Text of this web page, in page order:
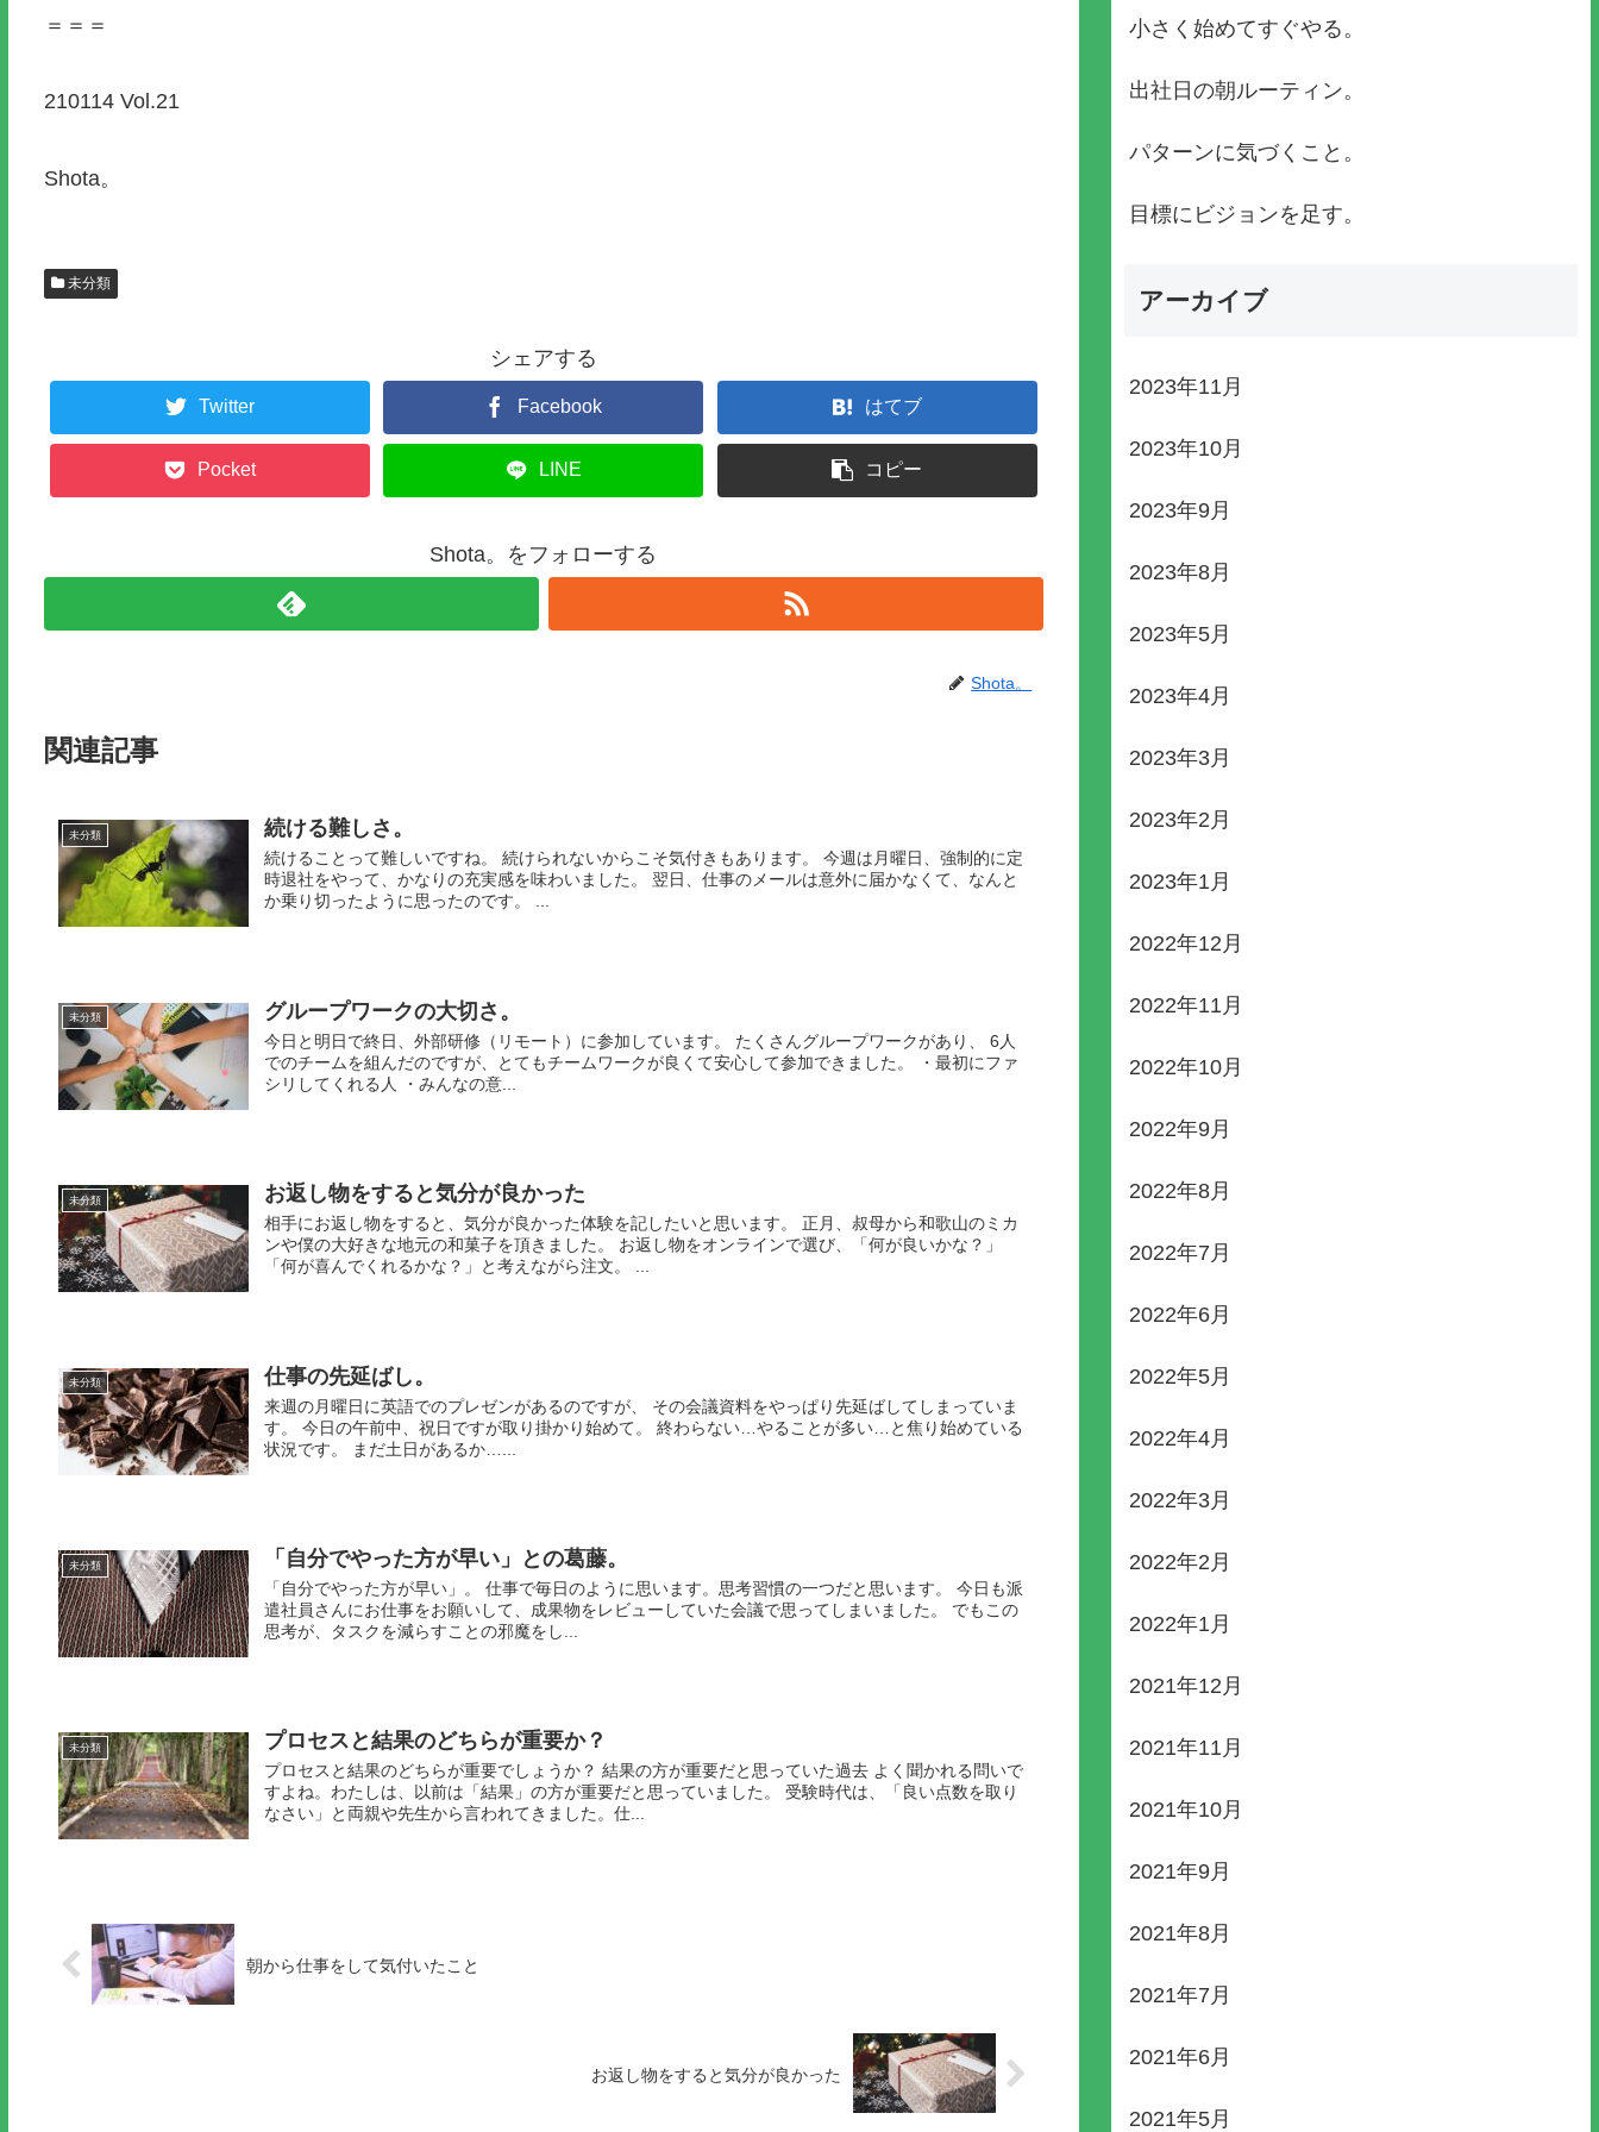
＝＝＝
210114 Vol.21
Shota。
未分類
シェアする
Twitter Facebook はてブ
Pocket LINE コピー
Shota。をフォローする
Shota。
関連記事
未分類 続ける難しさ。
続けることって難しいですね。 続けられないからこそ気付きもあります。 今週は月曜日、強制的に定
時退社をやって、かなりの充実感を味わいました。 翌日、仕事のメールは意外に届かなくて、なんと
か乗り切ったように思ったのです。 ...
未分類 グループワークの大切さ。
今日と明日で終日、外部研修（リモート）に参加しています。 たくさんグループワークがあり、 6人
でのチームを組んだのですが、とてもチームワークが良くて安心して参加できました。 ・最初にファ
シリしてくれる人 ・みんなの意...
未分類 お返し物をすると気分が良かった
相手にお返し物をすると、気分が良かった体験を記したいと思います。 正月、叔母から和歌山のミカ
ンや僕の大好きな地元の和菓子を頂きました。 お返し物をオンラインで選び、「何が良いかな？」
「何が喜んでくれるかな？」と考えながら注文。 ...
未分類 仕事の先延ばし。
来週の月曜日に英語でのプレゼンがあるのですが、 その会議資料をやっぱり先延ばしてしまっていま
す。 今日の午前中、祝日ですが取り掛かり始めて。 終わらない…やることが多い…と焦り始めている
状況です。 まだ土日があるか…...
未分類 「自分でやった方が早い」との葛藤。
「自分でやった方が早い」。 仕事で毎日のように思います。思考習慣の一つだと思います。 今日も派
遣社員さんにお仕事をお願いして、成果物をレビューしていた会議で思ってしまいました。 でもこの
思考が、タスクを減らすことの邪魔をし...
未分類 プロセスと結果のどちらが重要か？
プロセスと結果のどちらが重要でしょうか？ 結果の方が重要だと思っていた過去 よく聞かれる問いで
すよね。わたしは、以前は「結果」の方が重要だと思っていました。 受験時代は、「良い点数を取り
なさい」と両親や先生から言われてきました。仕...
朝から仕事をして気付いたこと
お返し物をすると気分が良かった
小さく始めてすぐやる。
出社日の朝ルーティン。
パターンに気づくこと。
目標にビジョンを足す。
アーカイブ
2023年11月
2023年10月
2023年9月
2023年8月
2023年5月
2023年4月
2023年3月
2023年2月
2023年1月
2022年12月
2022年11月
2022年10月
2022年9月
2022年8月
2022年7月
2022年6月
2022年5月
2022年4月
2022年3月
2022年2月
2022年1月
2021年12月
2021年11月
2021年10月
2021年9月
2021年8月
2021年7月
2021年6月
2021年5月